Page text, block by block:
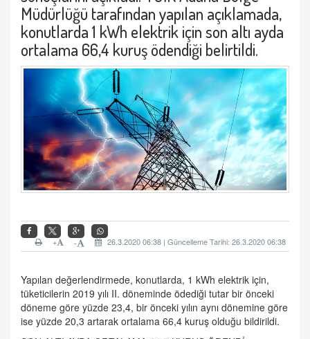
Müdürlüğü tarafından yapılan açıklamada,
konutlarda 1 kWh elektrik için son altı ayda
ortalama 66,4 kuruş ödendiği belirtildi.
26.3.2020 06:38 | Güncelleme Tarihi: 26.3.2020 06:38
-
+
Yapılan değerlendirmede, konutlarda, 1 kWh elektrik için,
tüketicilerin 2019 yılı II. döneminde ödediği tutar bir önceki
döneme göre yüzde 23,4, bir önceki yılın aynı dönemine göre
ise yüzde 20,3 artarak ortalama 66,4 kuruş olduğu bildirildi.